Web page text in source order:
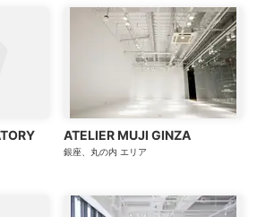
ATELIER MUJI GINZA
銀座、丸の内 エリア